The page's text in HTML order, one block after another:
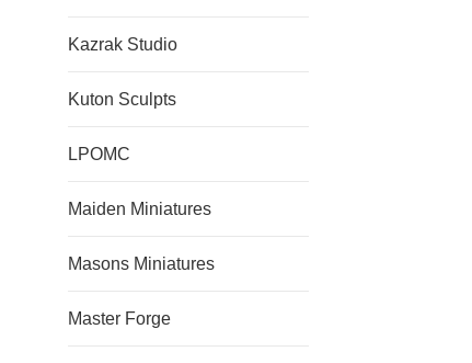
Kazrak Studio
Kuton Sculpts
LPOMC
Maiden Miniatures
Masons Miniatures
Master Forge